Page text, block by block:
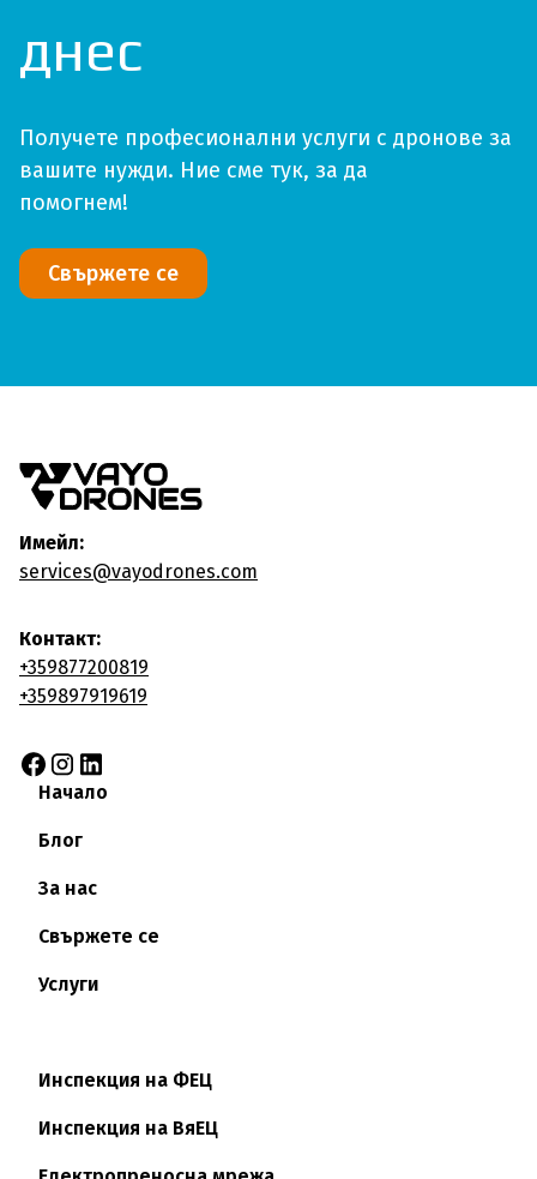
днес
Получете професионални услуги с дронове за
вашите нужди. Ние сме тук, за да
помогнем!
Свържете се
Имейл:
services@vayodrones.com
Контакт:
+359877200819
+359897919619
Начало
Блог
За нас
Свържете се
Услуги
Инспекция на ФЕЦ
Инспекция на ВяЕЦ